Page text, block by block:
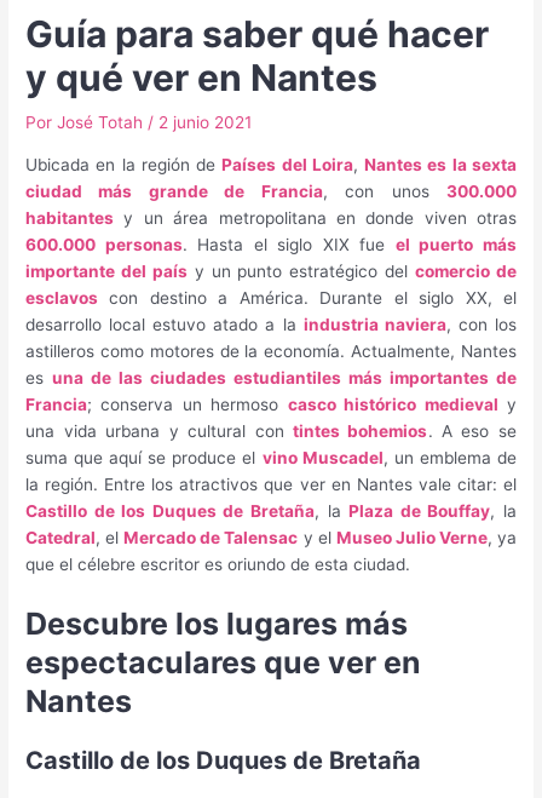
Guía para saber qué hacer
y qué ver en Nantes
PorJosé Totah / 2 junio 2021
Ubicada en la región dePaíses del Loira,Nantes es la sexta
ciudad más grande de Francia, con unos 300.000
habitantes y un área metropolitana en donde viven otras
600.000 personas. Hasta el siglo XIX fue el puerto más
importante del paísy un punto estratégico delcomercio de
esclavos con destino a América. Durante el siglo XX, el
desarrollo local estuvo atado a la industria naviera, con los
astilleros como motores de la economía. Actualmente, Nantes
esuna de las ciudades estudiantiles más importantes de
Francia; conserva un hermoso casco histórico medieval y
una vida urbana y cultural con tintes bohemios. A eso se
suma que aquí se produce el vino Muscadel, un emblema de
la región. Entre los atractivos que ver en Nantes vale citar: el
Castillo de los Duques de Bretaña, laPlaza de Bouffay, la
Catedral, elMercado de Talensac y el Museo Julio Verne, ya
que el célebre escritor es oriundo de esta ciudad.
Descubre los lugares más
espectaculares que ver en
Nantes
Castillo de los Duques de Bretaña